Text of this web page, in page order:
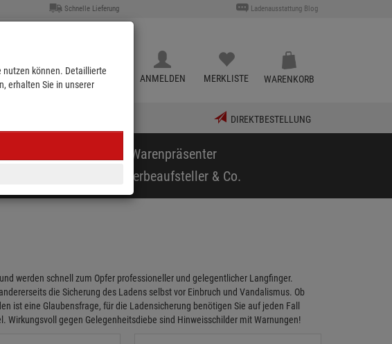
Schnelle Lieferung Ladenausstattung Blog
ANMELDEN MERKLISTE WARENKORB
DIREKTBESTELLUNG
Schaufensterpuppen & Warenpräsenter
Werbeaufsteller & Co.
werden schnell zum Opfer professioneller und gelegentlicher Langfinger.
die Sicherung des Ladens selbst vor Einbruch und Vandalismus. Ob
ist eine Glaubensfrage, für die Ladensicherung benötigen Sie auf jeden Fall
gegen Gelegenheitsdiebe sind Hinweisschilder mit Warnungen!
nutzen können. Detaillierte
erhalten Sie in unserer